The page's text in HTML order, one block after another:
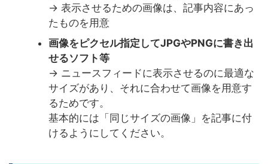
→ 表示させるための画像は、記事内容にあっ
たものを用意
画像をピクセル指定してJPGやPNGに書き出
せるソフト等
→ ニュースフィードに表示させるのに最適な
サイズがあり、それに合わせて画像を用意す
るためです。
基本的には「同じサイズの画像」を記事に付
けるようにしてください。